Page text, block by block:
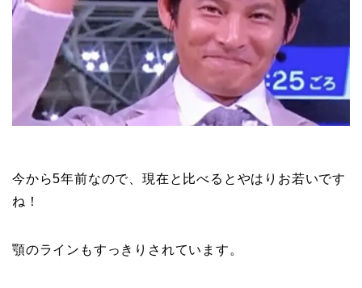
今から5年前なので、現在と比べるとやはりお若いです
ね！
顎のラインもすっきりされています。